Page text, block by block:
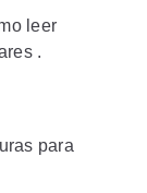
leer
.
para